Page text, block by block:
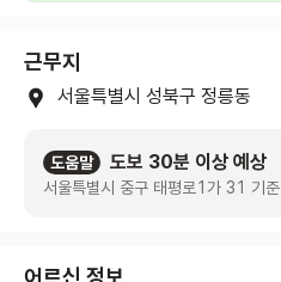
근무지
서울특별시 성북구 정릉동
도움말 도보 30분 이상 예상
서울특별시 중구 태평로1가 31 기준
어르신 정보